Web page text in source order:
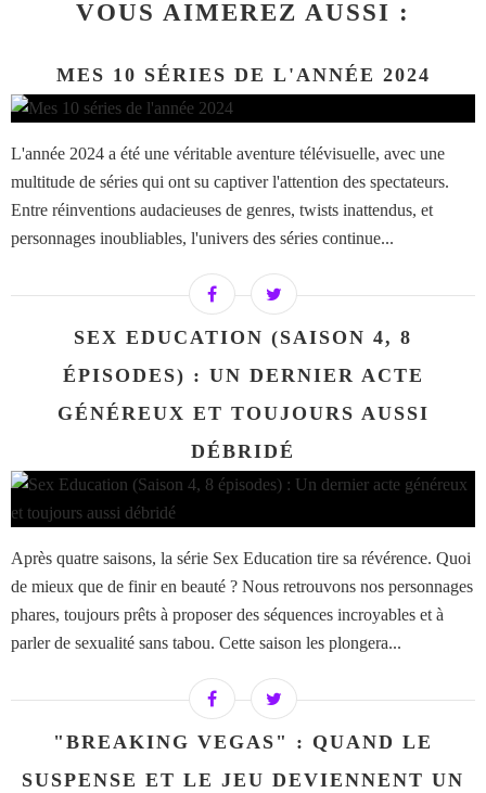
VOUS AIMEREZ AUSSI :
MES 10 SÉRIES DE L'ANNÉE 2024
L'année 2024 a été une véritable aventure télévisuelle, avec une
multitude de séries qui ont su captiver l'attention des spectateurs.
Entre réinventions audacieuses de genres, twists inattendus, et
personnages inoubliables, l'univers des séries continue...
SEX EDUCATION (SAISON 4, 8
ÉPISODES) : UN DERNIER ACTE
GÉNÉREUX ET TOUJOURS AUSSI
DÉBRIDÉ
Après quatre saisons, la série Sex Education tire sa révérence. Quoi
de mieux que de finir en beauté ? Nous retrouvons nos personnages
phares, toujours prêts à proposer des séquences incroyables et à
parler de sexualité sans tabou. Cette saison les plongera...
"BREAKING VEGAS" : QUAND LE
SUSPENSE ET LE JEU DEVIENNENT UN